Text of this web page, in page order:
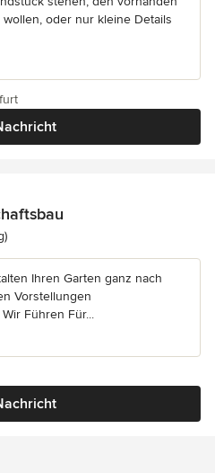
oder nur kleine Details
5 von 5 Sternen
Ihren Garten ganz nach
Vorstellungen
Führen Für...